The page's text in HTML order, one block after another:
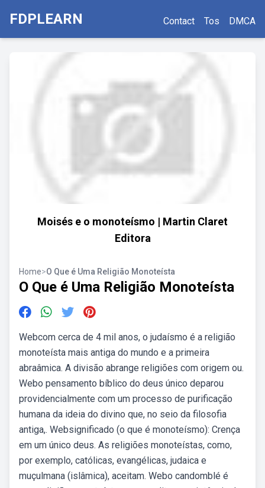
FDPLEARN Contact Tos DMCA
Moisés e o monoteísmo | Martin Claret
Editora
Home>O Que é Uma Religião Monoteísta
O Que é Uma Religião Monoteísta
Webcom cerca de 4 mil anos, o judaísmo é a religião
monoteísta mais antiga do mundo e a primeira
abraâmica. A divisão abrange religiões com origem ou.
Webo pensamento bíblico do deus único deparou
providencialmente com um processo de purificação
humana da ideia do divino que, no seio da filosofia
antiga,. Websignificado (o que é monoteísmo): Crença
em um único deus. As religiões monoteístas, como,
por exemplo, católicas, evangélicas, judaica e
muçulmana (islâmica), aceitam. Webo candomblé é